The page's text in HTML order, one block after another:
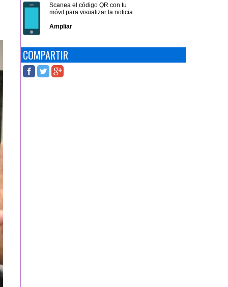
Scanea el código QR con tu
móvil para visualizar la noticia.
Ampliar
COMPARTIR